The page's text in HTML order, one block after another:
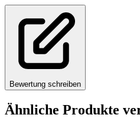
Bewertung schreiben
Ähnliche Produkte